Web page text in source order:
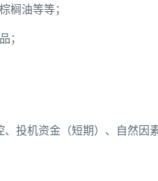
榈油等等；
；
投机资金（短期）、自然因